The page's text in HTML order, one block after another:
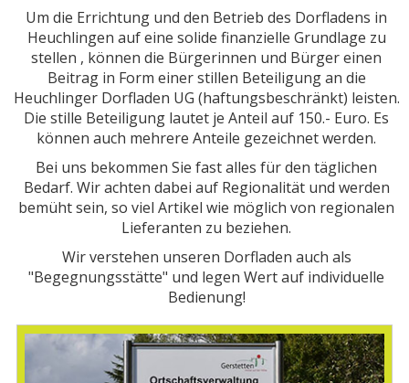
Um die Errichtung und den Betrieb des Dorfladens in
Heuchlingen auf eine solide finanzielle Grundlage zu
stellen , können die Bürgerinnen und Bürger einen
Beitrag in Form einer stillen Beteiligung an die
Heuchlinger Dorfladen UG (haftungsbeschränkt) leisten.
Die stille Beteiligung lautet je Anteil auf 150.- Euro. Es
können auch mehrere Anteile gezeichnet werden.
Bei uns bekommen Sie fast alles für den täglichen
Bedarf. Wir achten dabei auf Regionalität und werden
bemüht sein, so viel Artikel wie möglich von regionalen
Lieferanten zu beziehen.
Wir verstehen unseren Dorfladen auch als
"Begegnungsstätte" und legen Wert auf individuelle
Bedienung!